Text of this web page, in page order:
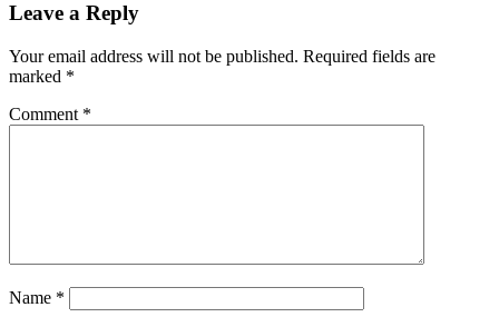
Leave a Reply
Your email address will not be published. Required fields are
marked *
Comment *
Name *